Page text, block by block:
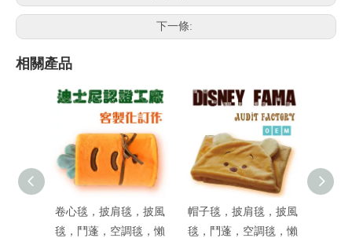
下一條:
相關產品
卷心毯，披肩毯，披風
毯，鬥蓬，空調毯，懶
帽子毯，披肩毯，披風
毯，鬥蓬，空調毯，懶